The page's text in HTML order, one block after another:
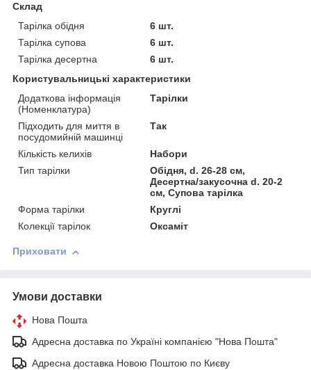
Склад
Тарілка обідня
6 шт.
Тарілка супова
6 шт.
Тарілка десертна
6 шт.
Користувальницькі характеристики
Додаткова інформація
(Номенклатура)
Тарілки
Підходить для миття в
посудомийній машинці
Так
Кількість келихів
Набори
Тип тарілки
Обідня, d. 26-28 см,
Десертна/закусочна d. 20-2
см, Супова тарілка
Форма тарілки
Круглі
Колекції тарілок
Оксаміт
Приховати
Умови доставки
Нова Пошта
Адресна доставка по Україні компанією "Нова Пошта"
Адресна доставка Новою Поштою по Києву